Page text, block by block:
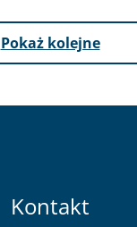
Pokaż kolejne
Kontakt